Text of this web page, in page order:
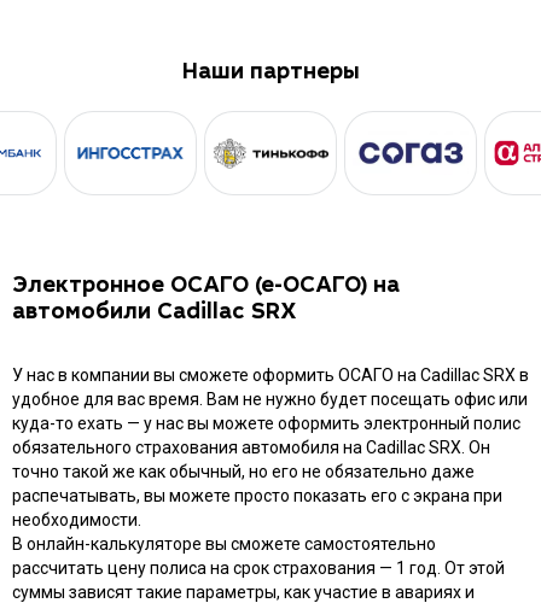
Наши партнеры
Электронное ОСАГО (е-ОСАГО) на
автомобили Cadillac SRX
У нас в компании вы сможете оформить ОСАГО на Cadillac SRX в
удобное для вас время. Вам не нужно будет посещать офис или
куда-то ехать — у нас вы можете оформить электронный полис
обязательного страхования автомобиля на Cadillac SRX. Он
точно такой же как обычный, но его не обязательно даже
распечатывать, вы можете просто показать его с экрана при
необходимости.
В онлайн-калькуляторе вы сможете самостоятельно
рассчитать цену полиса на срок страхования — 1 год. От этой
суммы зависят такие параметры, как участие в авариях и